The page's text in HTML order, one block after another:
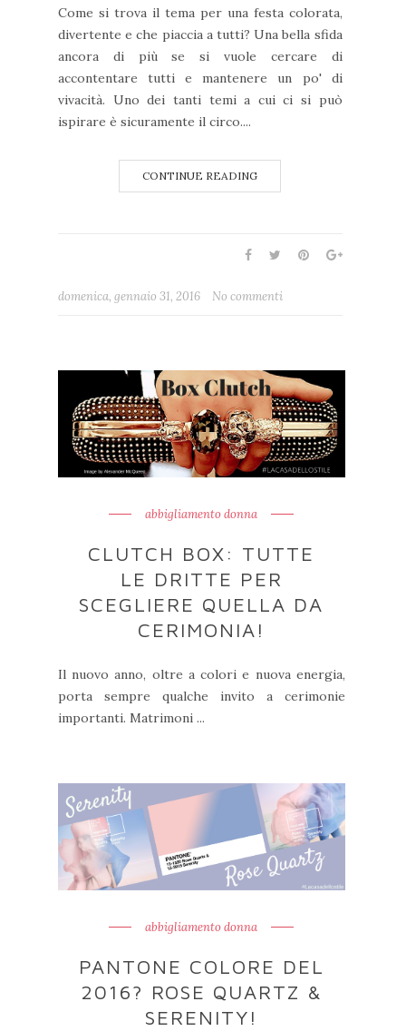
Come si trova il tema per una festa colorata,
divertente e che piaccia a tutti? Una bella sfida
ancora di più se si vuole cercare di
accontentare tutti e mantenere un po' di
vivacità. Uno dei tanti temi a cui ci si può
ispirare è sicuramente il circo....
CONTINUE READING
domenica, gennaio 31, 2016 No commenti
abbigliamento donna
CLUTCH BOX: TUTTE
LE DRITTE PER
SCEGLIERE QUELLA DA
CERIMONIA!
Il nuovo anno, oltre a colori e nuova energia,
porta sempre qualche invito a cerimonie
importanti. Matrimoni ...
abbigliamento donna
PANTONE COLORE DEL
2016? ROSE QUARTZ &
SERENITY!